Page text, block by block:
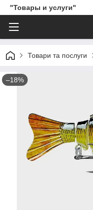
"Товары и услуги"
Товари та послуги
–18%